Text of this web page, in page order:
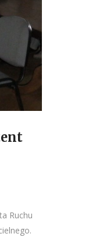
Ruchu